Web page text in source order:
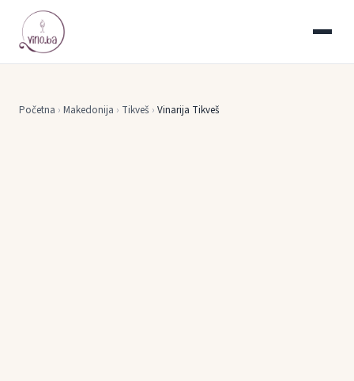
Početna › Makedonija › Tikveš › Vinarija Tikveš